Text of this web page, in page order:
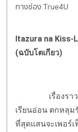
ทางช่อง True4U
Itazura na Kiss-
(ฉบับโตเกียว)
เรื่องราวของ
เรียนอ่อน ตกหลุม
ที่สุดแสนจะเพอร์เ